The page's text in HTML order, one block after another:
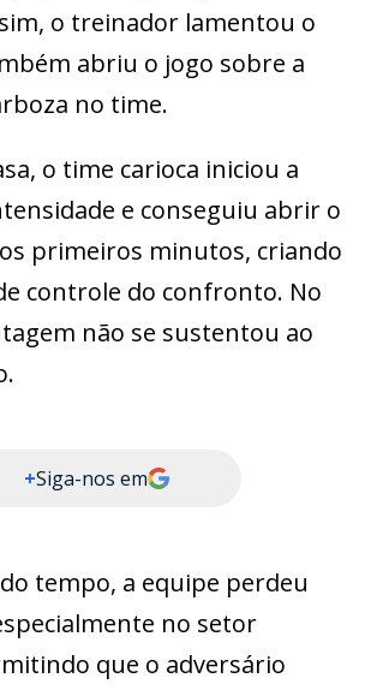
o treinador lamentou o
abriu o jogo sobre a
no time.
o time carioca iniciou a
e conseguiu abrir o
primeiros minutos, criando
controle do confronto. No
não se sustentou ao
+Siga-nos em
tempo, a equipe perdeu
no setor
que o adversário